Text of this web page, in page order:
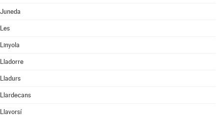
Juneda
Les
Linyola
Lladorre
Lladurs
Llardecans
Llavorsí